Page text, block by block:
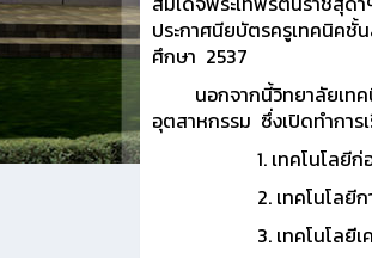
ประกาศนียบัตรครูเทคนิคชั้
ศึกษา 2537
นอกจากนี้วิทยาลัยเทคนิค
อุตสาหกรรม ซึ่งเปิดทำกา
1. เทคโนโลยีก่
2. เทคโนโลยีก
3. เทคโนโลยีเ